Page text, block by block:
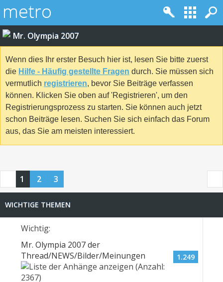
Mr. Olympia 2007
Wenn dies Ihr erster Besuch hier ist, lesen Sie bitte zuerst
die Hilfe - Häufig gestellte Fragen durch. Sie müssen sich
vermutlich registrieren, bevor Sie Beiträge verfassen
können. Klicken Sie oben auf 'Registrieren', um den
Registrierungsprozess zu starten. Sie können auch jetzt
schon Beiträge lesen. Suchen Sie sich einfach das Forum
aus, das Sie am meisten interessiert.
1 2 3
WICHTIGE THEMEN
Wichtig:
Mr. Olympia 2007 der
Thread/NEWS/Bilder/Meinungen
1.249